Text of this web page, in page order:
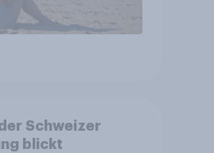
Schweizer
blickt